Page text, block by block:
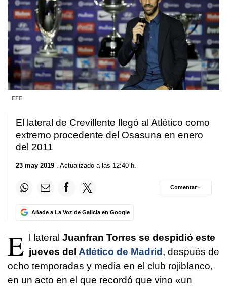
EFE
El lateral de Crevillente llegó al Atlético como
extremo procedente del Osasuna en enero
del 2011
23 may 2019 . Actualizado a las 12:40 h.
Añade a La Voz de Galicia en Google
Comentar ·
E l lateral Juanfran Torres se despidió este
jueves del Atlético de Madrid, después de
ocho temporadas y media en el club rojiblanco,
en un acto en el que recordó que vino «un